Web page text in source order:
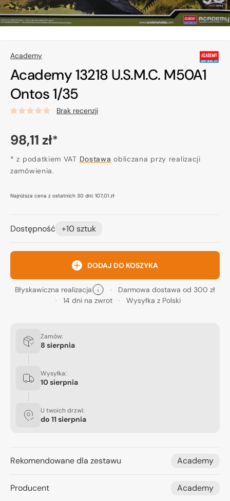
Academy
Academy 13218 U.S.M.C. M50A1
Ontos 1/35
Brak recenzji
Cena
regularna
98,11 zł*
* z podatkiem VAT Dostawa obliczana przy realizacji
zamówienia.
Najniższa cena z ostatnich 30 dni: 107,01 zł
Dostępność +10 sztuk
DODAJ DO KOSZYKA
Błyskawiczna realizacja
Darmowa dostawa od 300 zł
14 dni na zwrot
Wysyłka z Polski
Zamów:
8 sierpnia
Wysyłka:
10 sierpnia
U twoich drzwi:
do 11 sierpnia
Rekomendowane dla zestawu Academy
Producent Academy